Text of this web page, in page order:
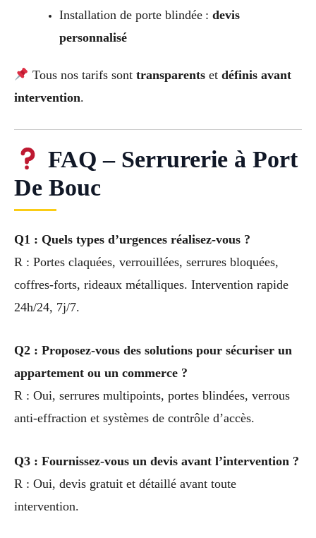
Installation de porte blindée : devis
personnalisé
Tous nos tarifs sont transparentset définis avant
intervention.
FAQ – Serrurerie à Port
De Bouc
Q1 : Quels types d’urgences réalisez-vous ?
R : Portes claquées, verrouillées, serrures bloquées,
coffres-forts, rideaux métalliques. Intervention rapide
24h/24, 7j/7.
Q2 : Proposez-vous des solutions pour sécuriser un
appartement ou un commerce ?
R : Oui, serrures multipoints, portes blindées, verrous
anti-effraction et systèmes de contrôle d’accès.
Q3 : Fournissez-vous un devis avant l’intervention ?
R : Oui, devis gratuit et détaillé avant toute
intervention.